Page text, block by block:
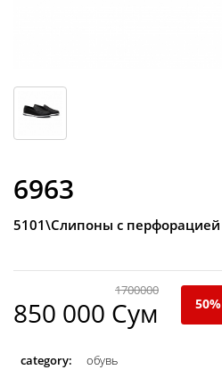
6963
5101\Слипоны с перфорацией
1700000
850 000 Сум 50%
category: обувь